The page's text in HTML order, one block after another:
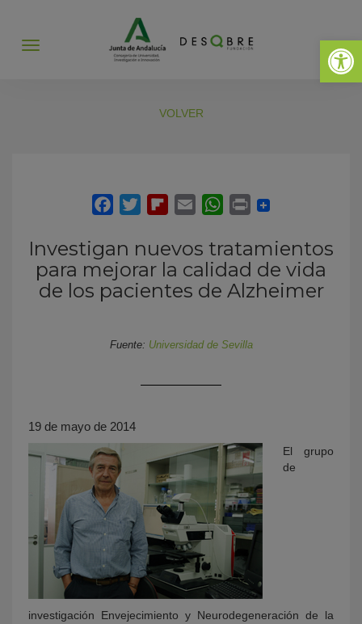
Abrir
Abrir
VOLVER
Investigan nuevos tratamientos
para mejorar la calidad de vida
de los pacientes de Alzheimer
Fuente: Universidad de Sevilla
19 de mayo de 2014
El grupo
de
investigación Envejecimiento y Neurodegeneración de la